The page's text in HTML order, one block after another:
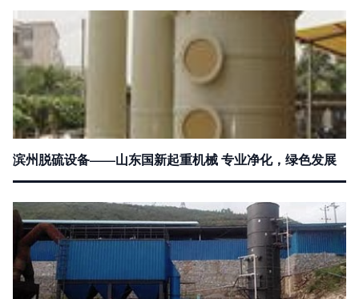
滨州脱硫设备——山东国新起重机械 专业净化，绿色发展